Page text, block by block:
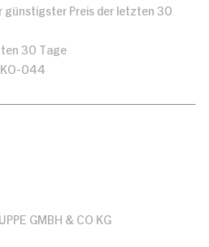
günstigster Preis der letzten 30
30 Tage
044
GMBH & CO KG